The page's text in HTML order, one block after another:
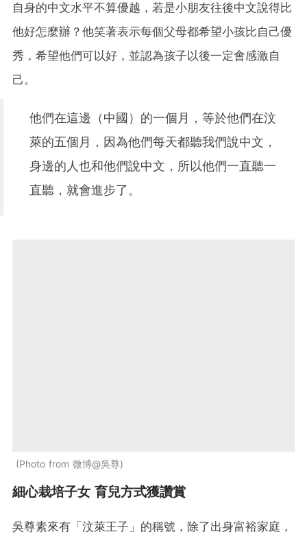
自身的中文水平不算優越，若是小朋友往後中文說得比
他好怎麼辦？他笑著表示每個父母都希望小孩比自己優
秀，希望他們可以好，並認為孩子以後一定會感激自
己。
他們在這邊（中國）的一個月，等於他們在汶
萊的五個月，因為他們每天都聽我們說中文，
身邊的人也和他們說中文，所以他們一直聽一
直聽，就會進步了。
Photo from 微博@吳尊
細心栽培子女 育兒方式獲讚賞
吳尊素來有「汶萊王子」的稱號，除了出身富裕家庭，